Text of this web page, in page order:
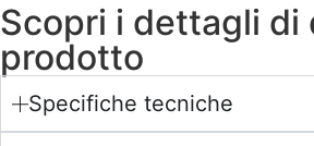
Scopri i dettagli di
prodotto
Specifiche tecniche